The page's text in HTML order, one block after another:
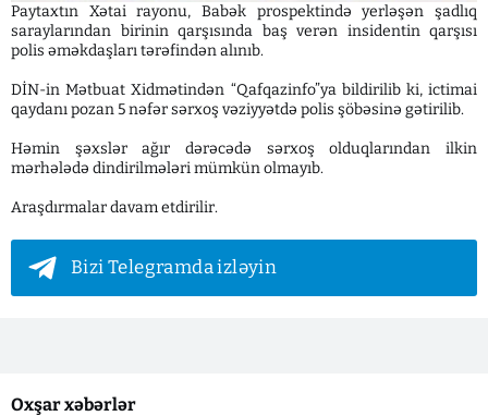
Paytaxtın Xətai rayonu, Babək prospektində yerləşən şadlıq
saraylarından birinin qarşısında baş verən insidentin qarşısı
polis əməkdaşları tərəfindən alınıb.
DİN-in Mətbuat Xidmətindən “Qafqazinfo”ya bildirilib ki, ictimai
qaydanı pozan 5 nəfər sərxoş vəziyyətdə polis şöbəsinə gətirilib.
Həmin şəxslər ağır dərəcədə sərxoş olduqlarından ilkin
mərhələdə dindirilmələri mümkün olmayıb.
Araşdırmalar davam etdirilir.
Bizi Telegramda izləyin
Oxşar xəbərlər